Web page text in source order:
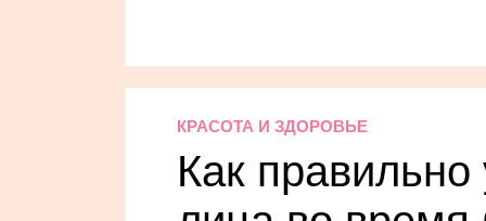
КРАСОТА И ЗДОРОВЬЕ
Как